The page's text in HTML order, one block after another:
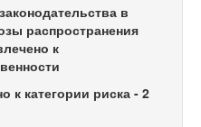
в
распространения
к
к категории риска - 2